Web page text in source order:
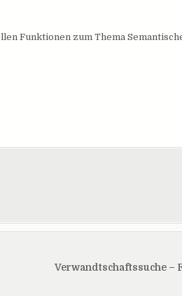
Funktionen zum Thema
Verwandtschaftssuche –